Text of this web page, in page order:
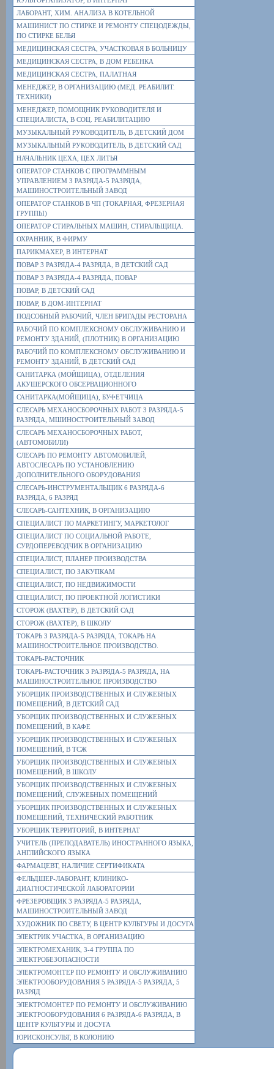
ЛАБОРАНТ, ХИМ. АНАЛИЗА В КОТЕЛЬНОЙ
МАШИНИСТ ПО СТИРКЕ И РЕМОНТУ СПЕЦОДЕЖДЫ,
ПО СТИРКЕ БЕЛЬЯ
МЕДИЦИНСКАЯ СЕСТРА, УЧАСТКОВАЯ В БОЛЬНИЦУ
МЕДИЦИНСКАЯ СЕСТРА, В ДОМ РЕБЕНКА
МЕДИЦИНСКАЯ СЕСТРА, ПАЛАТНАЯ
МЕНЕДЖЕР, В ОРГАНИЗАЦИЮ (МЕД. РЕАБИЛИТ.
ТЕХНИКИ)
МЕНЕДЖЕР, ПОМОЩНИК РУКОВОДИТЕЛЯ И
СПЕЦИАЛИСТА, В СОЦ. РЕАБИЛИТАЦИЮ
МУЗЫКАЛЬНЫЙ РУКОВОДИТЕЛЬ, В ДЕТСКИЙ ДОМ
МУЗЫКАЛЬНЫЙ РУКОВОДИТЕЛЬ, В ДЕТСКИЙ САД
НАЧАЛЬНИК ЦЕХА, ЦЕХ ЛИТЬЯ
ОПЕРАТОР СТАНКОВ С ПРОГРАММНЫМ
УПРАВЛЕНИЕМ 3 РАЗРЯДА-5 РАЗРЯДА,
МАШИНОСТРОИТЕЛЬНЫЙ ЗАВОД
ОПЕРАТОР СТАНКОВ В ЧП (ТОКАРНАЯ, ФРЕЗЕРНАЯ
ГРУППЫ)
ОПЕРАТОР СТИРАЛЬНЫХ МАШИН, СТИРАЛЬЩИЦА.
ОХРАННИК, В ФИРМУ
ПАРИКМАХЕР, В ИНТЕРНАТ
ПОВАР 3 РАЗРЯДА-4 РАЗРЯДА, В ДЕТСКИЙ САД
ПОВАР 3 РАЗРЯДА-4 РАЗРЯДА, ПОВАР
ПОВАР, В ДЕТСКИЙ САД
ПОВАР, В ДОМ-ИНТЕРНАТ
ПОДСОБНЫЙ РАБОЧИЙ, ЧЛЕН БРИГАДЫ РЕСТОРАНА
РАБОЧИЙ ПО КОМПЛЕКСНОМУ ОБСЛУЖИВАНИЮ И
РЕМОНТУ ЗДАНИЙ, (ПЛОТНИК) В ОРГАНИЗАЦИЮ
РАБОЧИЙ ПО КОМПЛЕКСНОМУ ОБСЛУЖИВАНИЮ И
РЕМОНТУ ЗДАНИЙ, В ДЕТСКИЙ САД
САНИТАРКА (МОЙЩИЦА), ОТДЕЛЕНИЯ
АКУШЕРСКОГО ОБСЕРВАЦИОННОГО
САНИТАРКА(МОЙЩИЦА), БУФЕТЧИЦА
СЛЕСАРЬ МЕХАНОСБОРОЧНЫХ РАБОТ 3 РАЗРЯДА-5
РАЗРЯДА, МШИНОСТРОИТЕЛЬНЫЙ ЗАВОД
СЛЕСАРЬ МЕХАНОСБОРОЧНЫХ РАБОТ,
(АВТОМОБИЛИ)
СЛЕСАРЬ ПО РЕМОНТУ АВТОМОБИЛЕЙ,
АВТОСЛЕСАРЬ ПО УСТАНОВЛЕНИЮ
ДОПОЛНИТЕЛЬНОГО ОБОРУДОВАНИЯ
СЛЕСАРЬ-ИНСТРУМЕНТАЛЬЩИК 6 РАЗРЯДА-6
РАЗРЯДА, 6 РАЗРЯД
СЛЕСАРЬ-САНТЕХНИК, В ОРГАНИЗАЦИЮ
СПЕЦИАЛИСТ ПО МАРКЕТИНГУ, МАРКЕТОЛОГ
СПЕЦИАЛИСТ ПО СОЦИАЛЬНОЙ РАБОТЕ,
СУРДОПЕРЕВОДЧИК В ОРГАНИЗАЦИЮ
СПЕЦИАЛИСТ, ПЛАНЕР ПРОИЗВОДСТВА
СПЕЦИАЛИСТ, ПО ЗАКУПКАМ
СПЕЦИАЛИСТ, ПО НЕДВИЖИМОСТИ
СПЕЦИАЛИСТ, ПО ПРОЕКТНОЙ ЛОГИСТИКИ
СТОРОЖ (ВАХТЕР), В ДЕТСКИЙ САД
СТОРОЖ (ВАХТЕР), В ШКОЛУ
ТОКАРЬ 3 РАЗРЯДА-5 РАЗРЯДА, ТОКАРЬ НА
МАШИНОСТРОИТЕЛЬНОЕ ПРОИЗВОДСТВО.
ТОКАРЬ-РАСТОЧНИК
ТОКАРЬ-РАСТОЧНИК 3 РАЗРЯДА-5 РАЗРЯДА, НА
МАШИНОСТРОИТЕЛЬНОЕ ПРОИЗВОДСТВО
УБОРЩИК ПРОИЗВОДСТВЕННЫХ И СЛУЖЕБНЫХ
ПОМЕЩЕНИЙ, В ДЕТСКИЙ САД
УБОРЩИК ПРОИЗВОДСТВЕННЫХ И СЛУЖЕБНЫХ
ПОМЕЩЕНИЙ, В КАФЕ
УБОРЩИК ПРОИЗВОДСТВЕННЫХ И СЛУЖЕБНЫХ
ПОМЕЩЕНИЙ, В ТСЖ
УБОРЩИК ПРОИЗВОДСТВЕННЫХ И СЛУЖЕБНЫХ
ПОМЕЩЕНИЙ, В ШКОЛУ
УБОРЩИК ПРОИЗВОДСТВЕННЫХ И СЛУЖЕБНЫХ
ПОМЕЩЕНИЙ, СЛУЖЕБНЫХ ПОМЕЩЕНИЙ
УБОРЩИК ПРОИЗВОДСТВЕННЫХ И СЛУЖЕБНЫХ
ПОМЕЩЕНИЙ, ТЕХНИЧЕСКИЙ РАБОТНИК
УБОРЩИК ТЕРРИТОРИЙ, В ИНТЕРНАТ
УЧИТЕЛЬ (ПРЕПОДАВАТЕЛЬ) ИНОСТРАННОГО ЯЗЫКА,
АНГЛИЙСКОГО ЯЗЫКА
ФАРМАЦЕВТ, НАЛИЧИЕ СЕРТИФИКАТА
ФЕЛЬДШЕР-ЛАБОРАНТ, КЛИНИКО-
ДИАГНОСТИЧЕСКОЙ ЛАБОРАТОРИИ
ФРЕЗЕРОВЩИК 3 РАЗРЯДА-5 РАЗРЯДА,
МАШИНОСТРОИТЕЛЬНЫЙ ЗАВОД
ХУДОЖНИК ПО СВЕТУ, В ЦЕНТР КУЛЬТУРЫ И ДОСУГА
ЭЛЕКТРИК УЧАСТКА, В ОРГАНИЗАЦИЮ
ЭЛЕКТРОМЕХАНИК, 3-4 ГРУППА ПО
ЭЛЕКТРОБЕЗОПАСНОСТИ
ЭЛЕКТРОМОНТЕР ПО РЕМОНТУ И ОБСЛУЖИВАНИЮ
ЭЛЕКТРООБОРУДОВАНИЯ 5 РАЗРЯДА-5 РАЗРЯДА, 5
РАЗРЯД
ЭЛЕКТРОМОНТЕР ПО РЕМОНТУ И ОБСЛУЖИВАНИЮ
ЭЛЕКТРООБОРУДОВАНИЯ 6 РАЗРЯДА-6 РАЗРЯДА, В
ЦЕНТР КУЛЬТУРЫ И ДОСУГА
ЮРИСКОНСУЛЬТ, В КОЛОНИЮ